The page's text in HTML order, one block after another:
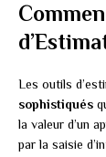
Les outils
sophistiqués
la valeur d’un
par la saisie